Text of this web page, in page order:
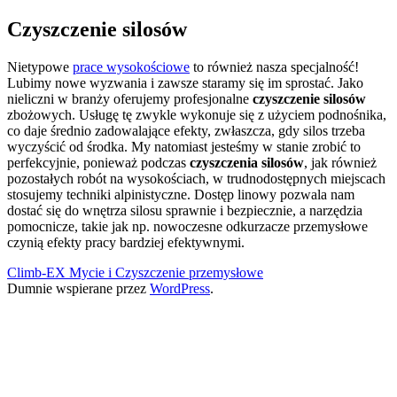
Czyszczenie silosów
Nietypowe prace wysokościowe to również nasza specjalność!
Lubimy nowe wyzwania i zawsze staramy się im sprostać. Jako
nieliczni w branży oferujemy profesjonalne czyszczenie silosów
zbożowych. Usługę tę zwykle wykonuje się z użyciem podnośnika,
co daje średnio zadowalające efekty, zwłaszcza, gdy silos trzeba
wyczyścić od środka. My natomiast jesteśmy w stanie zrobić to
perfekcyjnie, ponieważ podczas czyszczenia silosów, jak również
pozostałych robót na wysokościach, w trudnodostępnych miejscach
stosujemy techniki alpinistyczne. Dostęp linowy pozwala nam
dostać się do wnętrza silosu sprawnie i bezpiecznie, a narzędzia
pomocnicze, takie jak np. nowoczesne odkurzacze przemysłowe
czynią efekty pracy bardziej efektywnymi.
Climb-EX Mycie i Czyszczenie przemysłowe
Dumnie wspierane przez WordPress.